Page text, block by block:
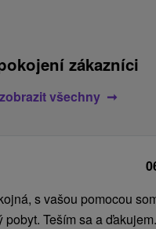
zákazníci
zobrazit všechny
s vašou pomocou
Teším sa a ďakujem.